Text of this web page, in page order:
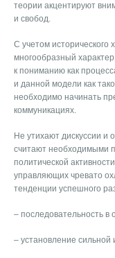
теории акцентируют
и свобод.
С учетом исторического
многообразный
к пониманию как
и данной модели как
необходимо начинать
коммуникациях.
Не утихают дискуссии и
считают необходимыми
политической
управляющих чревато
тенденции успешного
– последовательность
– установление сильной